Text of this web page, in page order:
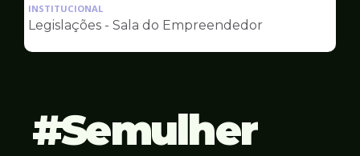
pagina
Sala
INSTITUCIONAL
Legislações - Sala do Empreendedor
Semulher